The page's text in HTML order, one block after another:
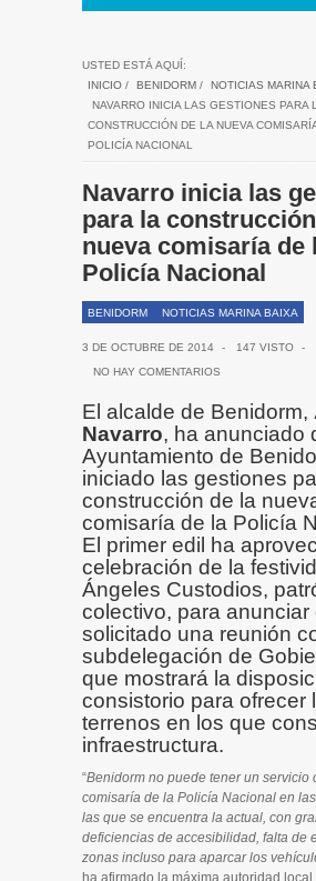
USTED ESTÁ AQUÍ:
INICIO / BENIDORM / NOTICIAS MARINA
NAVARRO INICIA LAS GESTIONES PARA
CONSTRUCCIÓN DE LA NUEVA
POLICÍA NACIONAL
Navarro inicia las
para la
nueva comisaría de
Policía Nacional
BENIDORM NOTICIAS MARINA BAIXA
3 DE OCTUBRE DE 2014 - 147 VISTO
-
NO HAY COMENTARIOS
El alcalde de Benidorm,
Navarro, ha anunciado
Ayuntamiento de
iniciado las gestiones
construcción de la
comisaría de la Policía
El primer edil ha
celebración de la
Ángeles Custodios,
colectivo, para anunciar
solicitado una reunión
subdelegación de
que mostrará la
consistorio para ofrecer
terrenos en los que
infraestructura.
“Benidorm no puede tener un servicio
comisaría de la Policía Nacional en
las que se encuentra la actual, con
deficiencias de accesibilidad, falta de
zonas incluso para aparcar los